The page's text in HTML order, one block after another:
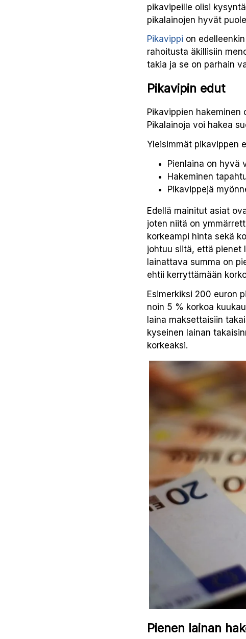
pikavipeille olisi
pikalainojen hyvät
Pikavippi on
rahoitusta äkillisiin
takia ja se on parhain
Pikavipin edut
Pikavippien
Pikalainoja voi hakea
Yleisimmät pikavippen
Pienlaina on hyvä
Hakeminen
Pikavippejä
Edellä mainitut asiat
joten niitä on
korkeampi hinta sekä
johtuu siitä, että pienet
lainattava summa on
ehtii kerryttämään
Esimerkiksi 200 euron
noin 5 % korkoa
laina maksettaisiin
kyseinen lainan
korkeaksi.
Pienen lainan